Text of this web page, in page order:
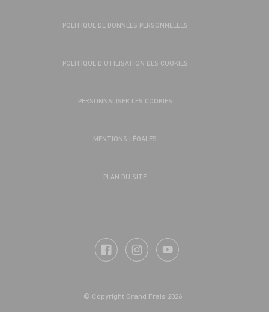
POLITIQUE DE DONNÉES PERSONNELLES
POLITIQUE D’UTILISATION DES COOKIES
PERSONNALISER LES COOKIES
MENTIONS LÉGALES
PLAN DU SITE
© Copyright Grand Frais 2026